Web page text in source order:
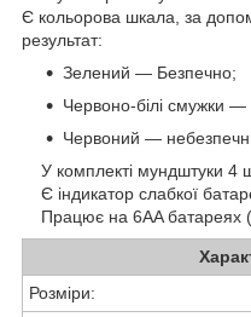
Є кольорова шкала, за
результат:
Зелений — Безпечно;
Червоно-білі смужки
Червоний —
У комплекті мундштуки 4
Є індикатор слабкої
Працює на 6AA батареях
Розміри: